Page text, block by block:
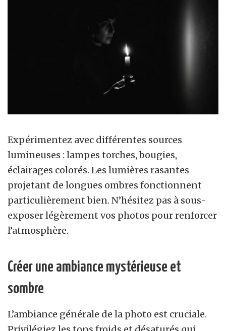
Expérimentez avec différentes sources
lumineuses : lampes torches, bougies,
éclairages colorés. Les lumières rasantes
projetant de longues ombres fonctionnent
particulièrement bien. N’hésitez pas à sous-
exposer légèrement vos photos pour renforcer
l’atmosphère.
Créer une ambiance mystérieuse et
sombre
L’ambiance générale de la photo est cruciale.